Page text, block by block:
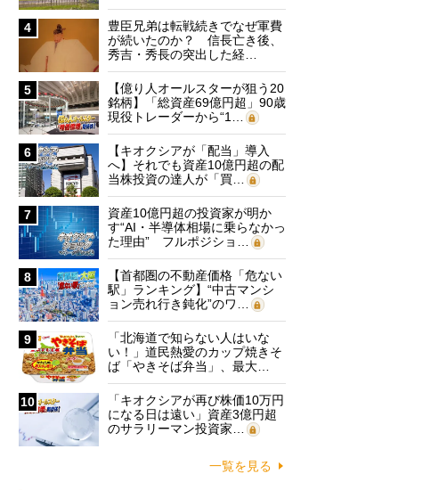
4
豊臣兄弟は転戦続きでなぜ軍費
が続いたのか？ 信長亡き後、
秀吉・秀長の突出した経…
5
【億り人オールスターが狙う20
銘柄】「総資産69億円超」90歳
現役トレーダーから“1…
6
【キオクシアが「配当」導入
へ】それでも資産10億円超の配
当株投資の達人が「買…
7
資産10億円超の投資家が明か
す“AI・半導体相場に乗らなかっ
た理由” フルポジショ…
8
【首都圏の不動産価格「危ない
駅」ランキング】“中古マンシ
ョン売れ行き鈍化”のワ…
9
「北海道で知らない人はいな
い！」道民熱愛のカップ焼きそ
ば「やきそば弁当」、最大…
10
「キオクシアが再び株価10万円
になる日は遠い」資産3億円超
のサラリーマン投資家…
一覧を見る